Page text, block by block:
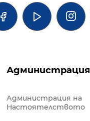
 
Администрация
Администрация на
Настоятелството